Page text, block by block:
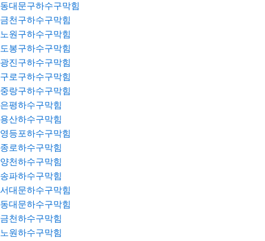
동대문구하수구막힘
금천구하수구막힘
노원구하수구막힘
도봉구하수구막힘
광진구하수구막힘
구로구하수구막힘
중랑구하수구막힘
은평하수구막힘
용산하수구막힘
영등포하수구막힘
종로하수구막힘
양천하수구막힘
송파하수구막힘
서대문하수구막힘
동대문하수구막힘
금천하수구막힘
노원하수구막힘